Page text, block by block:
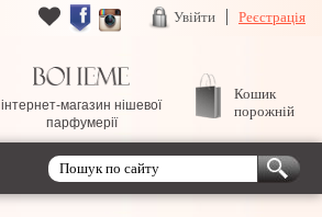
Увійти Реєстрація
інтернет-магазин нішевої
парфумерії
Кошик
порожній